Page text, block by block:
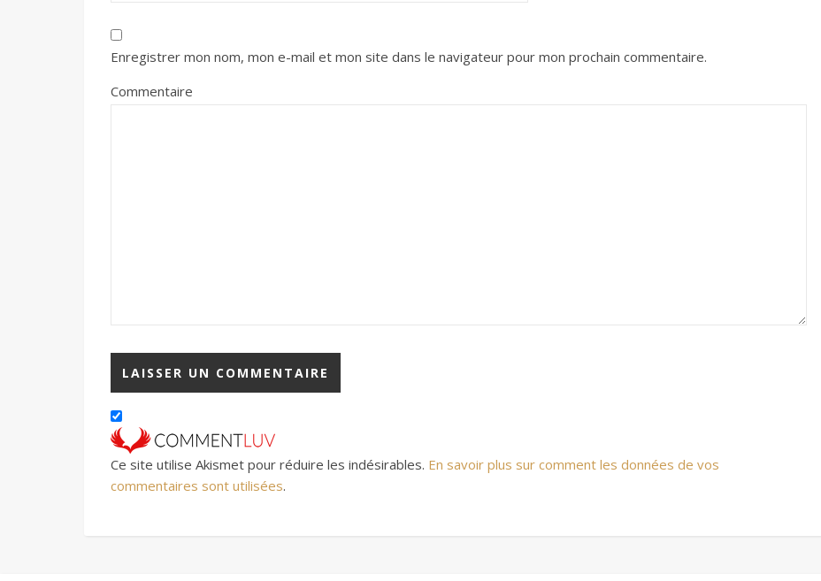
Enregistrer mon nom, mon e-mail et mon site dans le navigateur pour mon prochain commentaire.
Commentaire
Ce site utilise Akismet pour réduire les indésirables. En savoir plus sur comment les données de vos
commentaires sont utilisées.